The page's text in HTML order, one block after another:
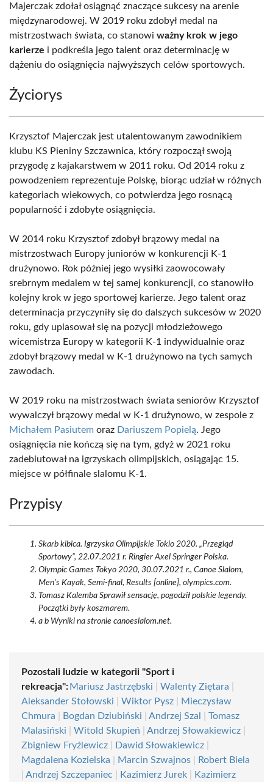
Majerczak zdołał osiągnąć znaczące sukcesy na arenie
międzynarodowej. W 2019 roku zdobył medal na
mistrzostwach świata, co stanowi ważny krok w jego
karierze i podkreśla jego talent oraz determinację w
dążeniu do osiągnięcia najwyższych celów sportowych.
Życiorys
Krzysztof Majerczak jest utalentowanym zawodnikiem
klubu KS Pieniny Szczawnica, który rozpoczął swoją
przygodę z kajakarstwem w 2011 roku. Od 2014 roku z
powodzeniem reprezentuje Polskę, biorąc udział w różnych
kategoriach wiekowych, co potwierdza jego rosnącą
popularność i zdobyte osiągnięcia.
W 2014 roku Krzysztof zdobył brązowy medal na
mistrzostwach Europy juniorów w konkurencji K-1
drużynowo. Rok później jego wysiłki zaowocowały
srebrnym medalem w tej samej konkurencji, co stanowiło
kolejny krok w jego sportowej karierze. Jego talent oraz
determinacja przyczyniły się do dalszych sukcesów w 2020
roku, gdy uplasował się na pozycji młodzieżowego
wicemistrza Europy w kategorii K-1 indywidualnie oraz
zdobył brązowy medal w K-1 drużynowo na tych samych
zawodach.
W 2019 roku na mistrzostwach świata seniorów Krzysztof
wywalczył brązowy medal w K-1 drużynowo, w zespole z
Michałem Pasiutem oraz Dariuszem Popielą. Jego
osiągnięcia nie kończą się na tym, gdyż w 2021 roku
zadebiutował na igrzyskach olimpijskich, osiągając 15.
miejsce w półfinale slalomu K-1.
Przypisy
Skarb kibica. Igrzyska Olimpijskie Tokio 2020. „Przegląd
Sportowy”, 22.07.2021 r. Ringier Axel Springer Polska.
Olympic Games Tokyo 2020, 30.07.2021 r., Canoe Slalom,
Men's Kayak, Semi-final, Results [online], olympics.com.
Tomasz Kalemba Sprawił sensację, pogodził polskie legendy.
Początki były koszmarem.
a b Wyniki na stronie canoeslalom.net.
Pozostali ludzie w kategorii "Sport i
rekreacja": Mariusz Jastrzębski Walenty Ziętara
Aleksander Stołowski
Wiktor Pysz
Mieczysław
Chmura
Bogdan Dziubiński Andrzej Szal
Tomasz
Malasiński
Witold Skupień Andrzej Słowakiewicz
Zbigniew Fryźlewicz
Dawid Słowakiewicz
Magdalena Kozielska
Marcin Szwajnos
Robert Biela
Andrzej Szczepaniec Kazimierz Jurek Kazimierz